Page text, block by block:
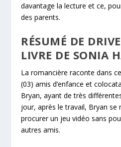
davantage la lecture et ce,
des parents.
RÉSUMÉ DE
LIVRE DE SONIA
La romancière raconte dans
(03) amis d’enfance et
Bryan, ayant de très
jour, après le travail, Bryan se
procurer un jeu vidéo sans
autres amis.